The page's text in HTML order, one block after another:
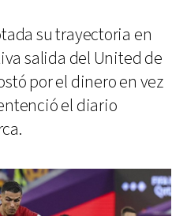
su trayectoria en
salida del United de
por el dinero en vez
el diario